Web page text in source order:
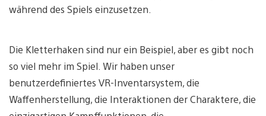
während des Spiels einzusetzen.
Die Kletterhaken sind nur ein Beispiel, aber es gibt noch
so viel mehr im Spiel. Wir haben unser
benutzerdefiniertes VR-Inventarsystem, die
Waffenherstellung, die Interaktionen der Charaktere, die